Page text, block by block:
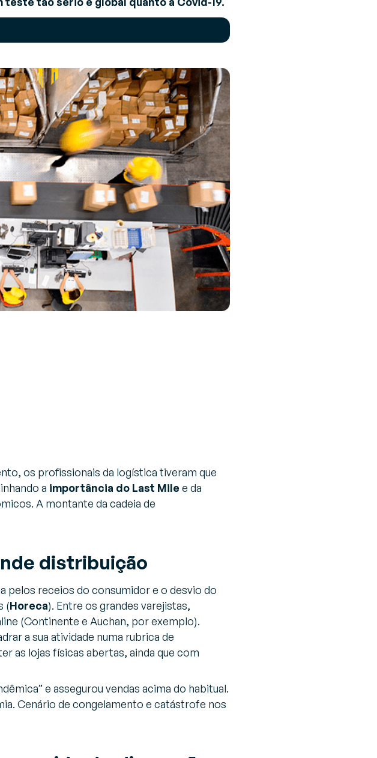
de suprimentos?
os profissionais da logística tiveram que
a importância do Last Milee da
A montante da cadeia de
distribuição
pelos receios do consumidor e o desvio do
(Horeca). Entre os grandes varejistas,
(Continente e Auchan, por exemplo).
a sua atividade numa rubrica de
as lojas físicas abertas, ainda que com
e assegurou vendas acima do habitual.
Cenário de congelamento e catástrofe nos